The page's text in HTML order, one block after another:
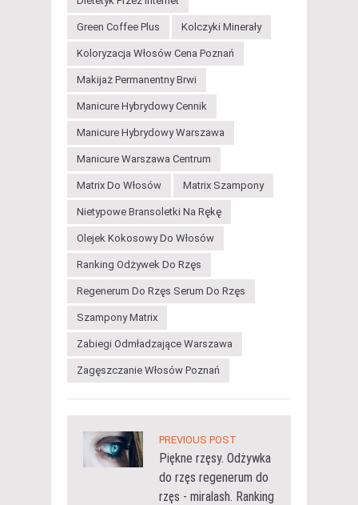
Green Coffee Plus Kolczyki Minerały
Koloryzacja Włosów Cena Poznań
Makijaż Permanentny Brwi
Manicure Hybrydowy Cennik
Manicure Hybrydowy Warszawa
Manicure Warszawa Centrum
Matrix Do Włosów Matrix Szampony
Nietypowe Bransoletki Na Rękę
Olejek Kokosowy Do Włosów
Ranking Odżywek Do Rzęs
Regenerum Do Rzęs Serum Do Rzęs
Szampony Matrix
Zabiegi Odmładzające Warszawa
Zagęszczanie Włosów Poznań
PREVIOUS POST
Piękne rzęsy. Odżywka
do rzęs regenerum do
rzęs - miralash. Ranking